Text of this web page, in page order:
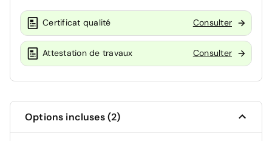
Certificat qualité Consulter
Attestation de travaux Consulter
Options incluses (2)